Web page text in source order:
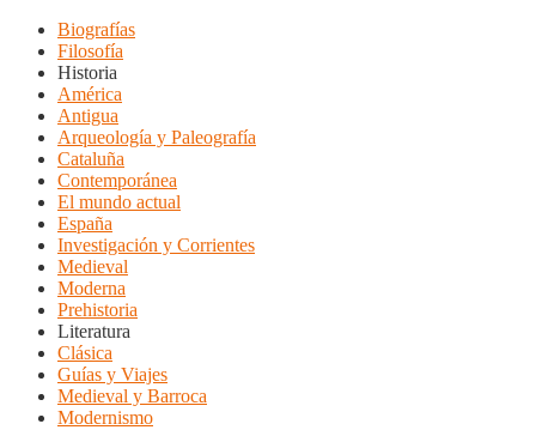
Biografías
Filosofía
Historia
América
Antigua
Arqueología y Paleografía
Cataluña
Contemporánea
El mundo actual
España
Investigación y Corrientes
Medieval
Moderna
Prehistoria
Literatura
Clásica
Guías y Viajes
Medieval y Barroca
Modernismo